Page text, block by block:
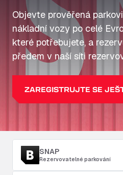
Objevte prověřená
nákladní vozy po celé
které potřebujete, a
předem v naší síti
ZAREGISTRUJTE SE
SNAP
Rezervovatelné parkování